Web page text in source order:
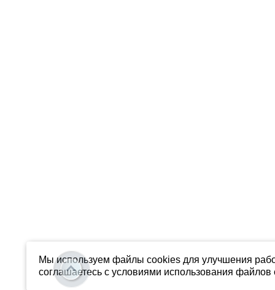
Мы используем файлы cookies для улучшения
соглашаетесь с условиями использования файлов